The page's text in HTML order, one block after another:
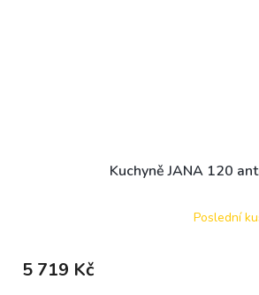
Kuchyně JANA 120
Poslední
5 719 Kč